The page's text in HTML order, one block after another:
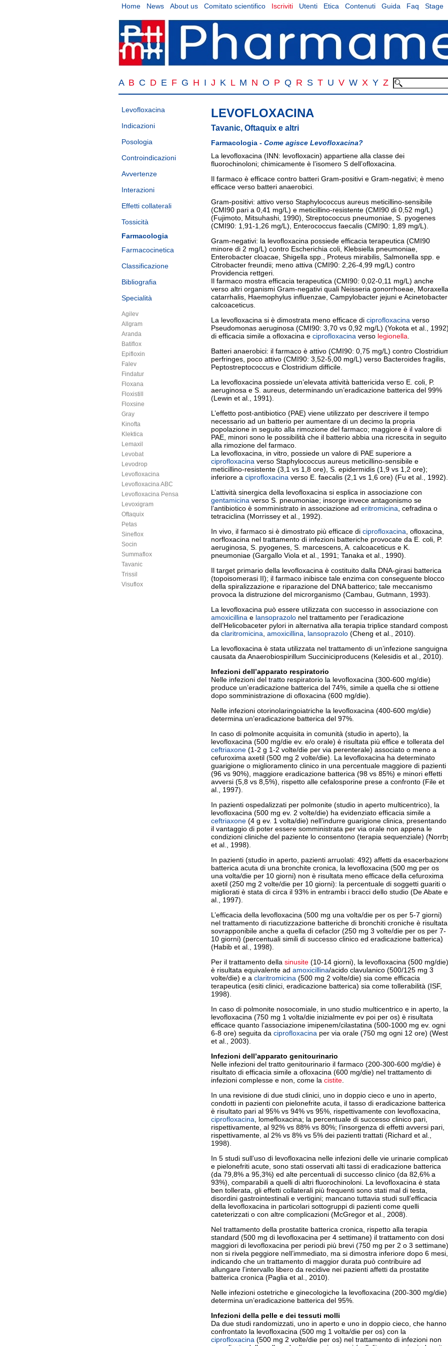
Home News About us Comitato scientifico Iscriviti Utenti Etica Contenuti Guida Faq Stage
A B C D E F G H I J K L M N O P Q R S T U V W X Y Z
Levofloxacina
Indicazioni
Posologia
Controindicazioni
Avvertenze
Interazioni
Effetti collaterali
Tossicità
Farmacologia
Farmacocinetica
Classificazione
Bibliografia
Specialità
Agilev
Allgram
Aranda
Batiflox
Epifloxin
Falev
Findatur
Floxana
Floxistill
Floxsine
Gray
Kinofta
Klektica
Lemaxil
Levobat
Levodrop
Levofloxacina
Levofloxacina ABC
Levofloxacina Pensa
Levoxigram
Oftaquix
Petas
Sineflox
Socin
Summaflox
Tavanic
Trissil
Visuflox
LEVOFLOXACINA
Tavanic, Oftaquix e altri
Farmacologia - Come agisce Levofloxacina?
La levofloxacina (INN: levofloxacin) appartiene alla classe dei
fluorochinoloni; chimicamente è l’isomero S dell’ofloxacina.
Il farmaco è efficace contro batteri Gram-positivi e Gram-negativi; è meno
efficace verso batteri anaerobici.
Gram-positivi: attivo verso Staphylococcus aureus meticillino-sensibile
(CMI90 pari a 0,41 mg/L) e meticillino-resistente (CMI90 di 0,52 mg/L)
(Fujimoto, Mitsuhashi, 1990), Streptococcus pneumoniae, S. pyogenes
(CMI90: 1,91-1,26 mg/L), Enterococcus faecalis (CMI90: 1,89 mg/L).
Gram-negativi: la levofloxacina possiede efficacia terapeutica (CMI90
minore di 2 mg/L) contro Escherichia coli, Klebsiella pneumoniae,
Enterobacter cloacae, Shigella spp., Proteus mirabilis, Salmonella spp. e
Citrobacter freundii; meno attiva (CMI90: 2,26-4,99 mg/L) contro
Providencia rettgeri.
Il farmaco mostra efficacia terapeutica (CMI90: 0,02-0,11 mg/L) anche
verso altri organismi Gram-negativi quali Neisseria gonorrhoeae, Moraxella
catarrhalis, Haemophylus influenzae, Campylobacter jejuni e Acinetobacter
calcoaceticus.
La levofloxacina si è dimostrata meno efficace di ciprofloxacina verso
Pseudomonas aeruginosa (CMI90: 3,70 vs 0,92 mg/L) (Yokota et al.,
di efficacia simile a ofloxacina e ciprofloxacina verso legionella
Batteri anaerobici: il farmaco è attivo (CMI90: 0,75 mg/L) contro
perfringes, poco attivo (CMI90: 3,52-5,00 mg/L) verso Bacteroides fragilis,
Peptostreptococcus e Clostridium difficile.
La levofloxacina possiede un’elevata attività battericida verso E. coli, P.
aeruginosa e S. aureus, determinando un’eradicazione batterica del 99%
(Lewin et al., 1991).
L’effetto post-antibiotico (PAE) viene utilizzato per descrivere il tempo
necessario ad un batterio per aumentare di un decimo la propria
popolazione in seguito alla rimozione del farmaco; maggiore è il valore di
PAE, minori sono le possibilità che il batterio abbia una ricrescita in seguito
alla rimozione del farmaco.
La levofloxacina, in vitro, possiede un valore di PAE superiore a
ciprofloxacina verso Staphylococcus aureus meticillino-sensibile e
meticillino-resistente (3,1 vs 1,8 ore), S. epidermidis (1,9 vs 1,2 ore);
inferiore a ciprofloxacina verso E. faecalis (2,1 vs 1,6 ore) (Fu et al., 1992).
L’attività sinergica della levofloxacina si esplica in associazione con
gentamicina verso S. pneumoniae; insorge invece antagonismo se
l’antibiotico è somministrato in associazione ad eritromicina , cefradina o
tetraciclina (Morrissey et al., 1992).
In vivo, il farmaco si è dimostrato più efficace di ciprofloxacina , ofloxacina,
norfloxacina nel trattamento di infezioni batteriche provocate da E. coli, P.
aeruginosa, S. pyogenes, S. marcescens, A. calcoaceticus e K.
pneumoniae (Gargallo Viola et al., 1991; Tanaka et al., 1990).
Il target primario della levofloxacina è costituito dalla DNA-girasi batterica
(topoisomerasi II); il farmaco inibisce tale enzima con conseguente blocco
della spiralizzazione e riparazione del DNA batterico; tale meccanismo
provoca la distruzione del microrganismo (Cambau, Gutmann, 1993).
La levofloxacina può essere utilizzata con successo in associazione con
amoxicillina e lansoprazolo nel trattamento per l’eradicazione
dell’Helicobaceter pylori in alternativa alla terapia triplice standard
da claritromicina amoxicillina lansoprazolo (Cheng et al., 2010).
La levofloxacina è stata utilizzata nel trattamento di un’infezione sanguigna
causata da Anaerobiospirillum Succiniciproducens (Kelesidis et al., 2010).
Infezioni dell’apparato respiratorio
Nelle infezioni del tratto respiratorio la levofloxacina (300-600 mg/die)
produce un’eradicazione batterica del 74%, simile a quella che si ottiene
dopo somministrazione di ofloxacina (600 mg/die).
Nelle infezioni otorinolaringoiatriche la levofloxacina (400-600 mg/die)
determina un’eradicazione batterica del 97%.
In caso di polmonite acquisita in comunità (studio in aperto), la
levofloxacina (500 mg/die ev. e/o orale) è risultata più effice e tollerata del
ceftriaxone (1-2 g 1-2 volte/die per via perenterale) associato o meno a
cefuroxima axetil (500 mg 2 volte/die). La levofloxacina ha determinato
guarigione o miglioramento clinico in una percentuale maggiore di pazienti
(96 vs 90%), maggiore eradicazione batterica (98 vs 85%) e minori effetti
avversi (5,8 vs 8,5%), rispetto alle cefalosporine prese a confronto (File et
al., 1997).
In pazienti ospedalizzati per polmonite (studio in aperto multicentrico), la
levofloxacina (500 mg ev. 2 volte/die) ha evidenziato efficacia simile a
ceftriaxone (4 g ev. 1 volta/die) nell’indurre guarigione clinica, presentando
il vantaggio di poter essere somministrata per via orale non appena le
condizioni cliniche del paziente lo consentono (terapia sequenziale)
et al., 1998).
In pazienti (studio in aperto, pazienti arruolati: 492) affetti da
batterica acuta di una bronchite cronica, la levofloxacina (500 mg per os
una volta/die per 10 giorni) non è risultata meno efficace della cefuroxima
axetil (250 mg 2 volte/die per 10 giorni): la percentuale di soggetti guariti o
migliorati è stata di circa il 93% in entrambi i bracci dello studio (De Abate
al., 1997).
L’efficacia della levofloxacina (500 mg una volta/die per os per 5-7 giorni)
nel trattamento di riacutizzazione batteriche di bronchiti croniche è risultata
sovrapponibile anche a quella di cefaclor (250 mg 3 volte/die per os per 7-
10 giorni) (percentuali simili di successo clinico ed eradicazione batterica)
(Habib et al., 1998).
Per il trattamento della sinusite (10-14 giorni), la levofloxacina (500 mg/die),
è risultata equivalente ad amoxicillina/acido clavulanico (500/125 mg 3
volte/die) e a claritromicina (500 mg 2 volte/die) sia come efficacia
terapeutica (esiti clinici, eradicazione batterica) sia come tollerabilità (ISF,
1998).
In caso di polmonite nosocomiale, in uno studio multicentrico e in aperto, la
levofloxacina (750 mg 1 volta/die inizialmente ev poi per os) è risultata
efficace quanto l’associazione imipenem/cilastatina (500-1000 mg ev. ogni
6-8 ore) seguita da ciprofloxacina per via orale (750 mg ogni 12 ore) (West
et al., 2003).
Infezioni dell’apparato genitourinario
Nelle infezioni del tratto genitourinario il farmaco (200-300-600 mg/die) è
risultato di efficacia simile a ofloxacina (600 mg/die) nel trattamento di
infezioni complesse e non, come la cistite
In una revisione di due studi clinici, uno in doppio cieco e uno in aperto,
condotti in pazienti con pielonefrite acuta, il tasso di eradicazione batterica
è risultato pari al 95% vs 94% vs 95%, rispettivamente con levofloxacina,
ciprofloxacina , lomefloxacina; la percentuale di successo clinico pari,
rispettivamente, al 92% vs 88% vs 80%; l’insorgenza di effetti avversi pari,
rispettivamente, al 2% vs 8% vs 5% dei pazienti trattati (Richard et al.,
1998).
In 5 studi sull’uso di levofloxacina nelle infezioni delle vie urinarie
e pielonefriti acute, sono stati osservati alti tassi di eradicazione batterica
(da 79,8% a 95,3%) ed alte percentuali di successo clinico (da 82,6% a
93%), comparabili a quelli di altri fluorochinoloni. La levofloxacina è stata
ben tollerata, gli effetti collaterali più frequenti sono stati mal di testa,
disordini gastrointestinali e vertigini; mancano tuttavia studi sull’efficacia
della levofloxacina in particolari sottogruppi di pazienti come quelli
cateterizzati o con altre complicazioni (McGregor et al., 2008).
Nel trattamento della prostatite batterica cronica, rispetto alla terapia
standard (500 mg di levofloxacina per 4 settimane) il trattamento con dosi
maggiori di levofloxacina per periodi più brevi (750 mg per 2 o 3 settimane)
non si rivela peggiore nell’immediato, ma si dimostra inferiore dopo 6 mesi,
indicando che un trattamento di maggior durata può contribuire ad
allungare l’intervallo libero da recidive nei pazienti affetti da prostatite
batterica cronica (Paglia et al., 2010).
Nelle infezioni ostetriche e ginecologiche la levofloxacina (200-300 mg/die)
determina un’eradicazione batterica del 95%.
Infezioni della pelle e dei tessuti molli
Da due studi randomizzati, uno in aperto e uno in doppio cieco, che hanno
confrontato la levofloxacina (500 mg 1 volta/die per os) con la
ciprofloxacina (500 mg 2 volte/die per os) nel trattamento di infezioni non